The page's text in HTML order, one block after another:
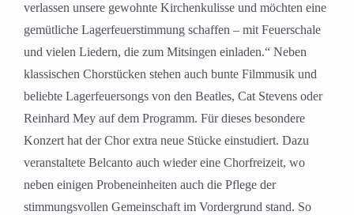
verlassen unsere gewohnte Kirchenkulisse und möchten eine
gemütliche Lagerfeuerstimmung schaffen – mit Feuerschale
und vielen Liedern, die zum Mitsingen einladen.“ Neben
klassischen Chorstücken stehen auch bunte Filmmusik und
beliebte Lagerfeuersongs von den Beatles, Cat Stevens oder
Reinhard Mey auf dem Programm. Für dieses besondere
Konzert hat der Chor extra neue Stücke einstudiert. Dazu
veranstaltete Belcanto auch wieder eine Chorfreizeit, wo
neben einigen Probeneinheiten auch die Pflege der
stimmungsvollen Gemeinschaft im Vordergrund stand. So